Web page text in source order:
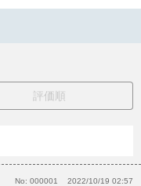
評価順
No: 000001 2022/10/19 02:57